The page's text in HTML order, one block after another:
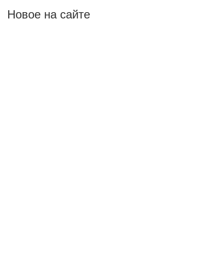
Новое на сайте